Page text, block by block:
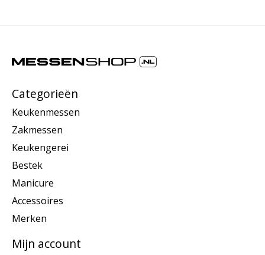
Categorieën
Keukenmessen
Zakmessen
Keukengerei
Bestek
Manicure
Accessoires
Merken
Mijn account